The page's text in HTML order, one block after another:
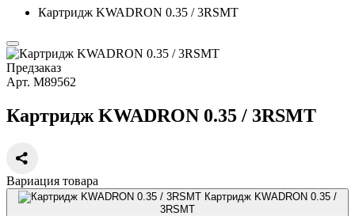
Картридж KWADRON 0.35 / 3RSMT
Предзаказ
Арт. М89562
Картридж KWADRON 0.35 / 3RSMT
Вариация товара
Картридж KWADRON 0.35 /
3RSMT